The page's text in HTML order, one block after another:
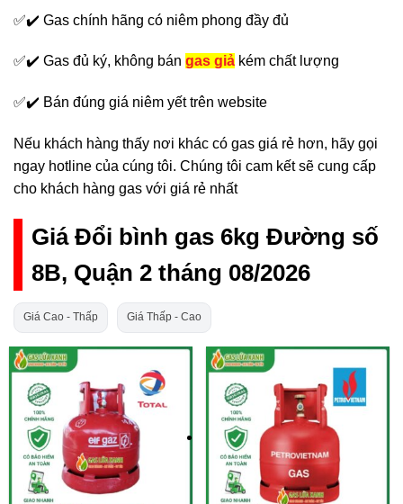
✅✔️ Gas chính hãng có niêm phong đầy đủ
✅✔️ Gas đủ ký, không bán gas giả kém chất lượng
✅✔️ Bán đúng giá niêm yết trên website
Nếu khách hàng thấy nơi khác có gas giá rẻ hơn, hãy gọi
ngay hotline của cúng tôi. Chúng tôi cam kết sẽ cung cấp
cho khách hàng gas với giá rẻ nhất
Giá Đổi bình gas 6kg Đường số
8B, Quận 2 tháng 08/2026
Giá Cao - Thấp Giá Thấp - Cao